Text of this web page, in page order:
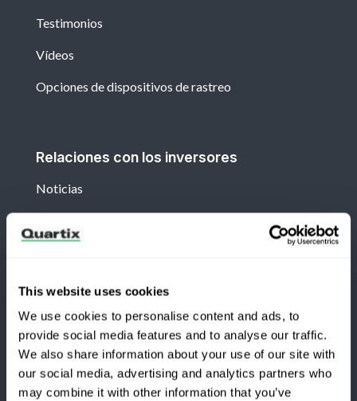
This website uses cookies
We use cookies to personalise content and ads, to
provide social media features and to analyse our traffic.
We also share information about your use of our site with
our social media, advertising and analytics partners who
may combine it with other information that you’ve
Testimonios
Vídeos
Opciones de dispositivos de rastreo
Relaciones con los inversores
Noticias
Quartix Blog
Guías de la industria
Noticias
Más información¿Te cambias a Quartix?